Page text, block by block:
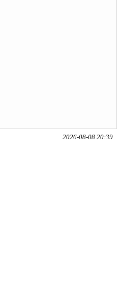
2026-08-08 20:39